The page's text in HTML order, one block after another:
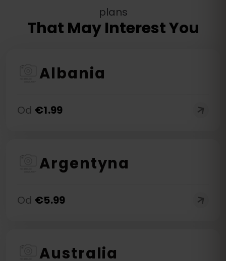
plans
That May Interest You
Albania
Od €1.99
Argentyna
Od €5.99
Australia